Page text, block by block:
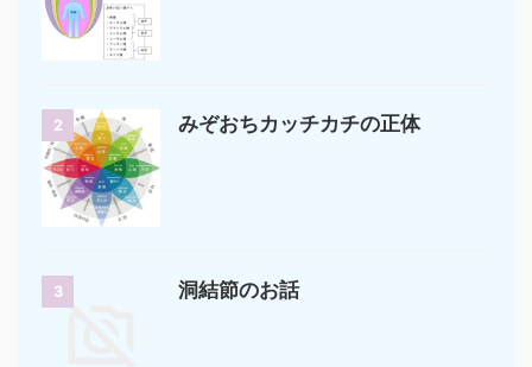
2 みぞおちカッチカチの正体
3 洞結節のお話